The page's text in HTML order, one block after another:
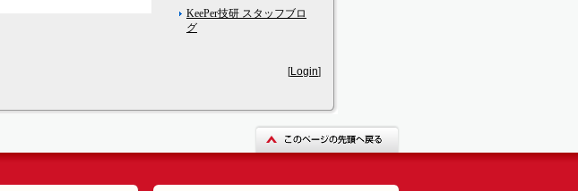
KeePer技研 スタッフブロ
グ
[Login]